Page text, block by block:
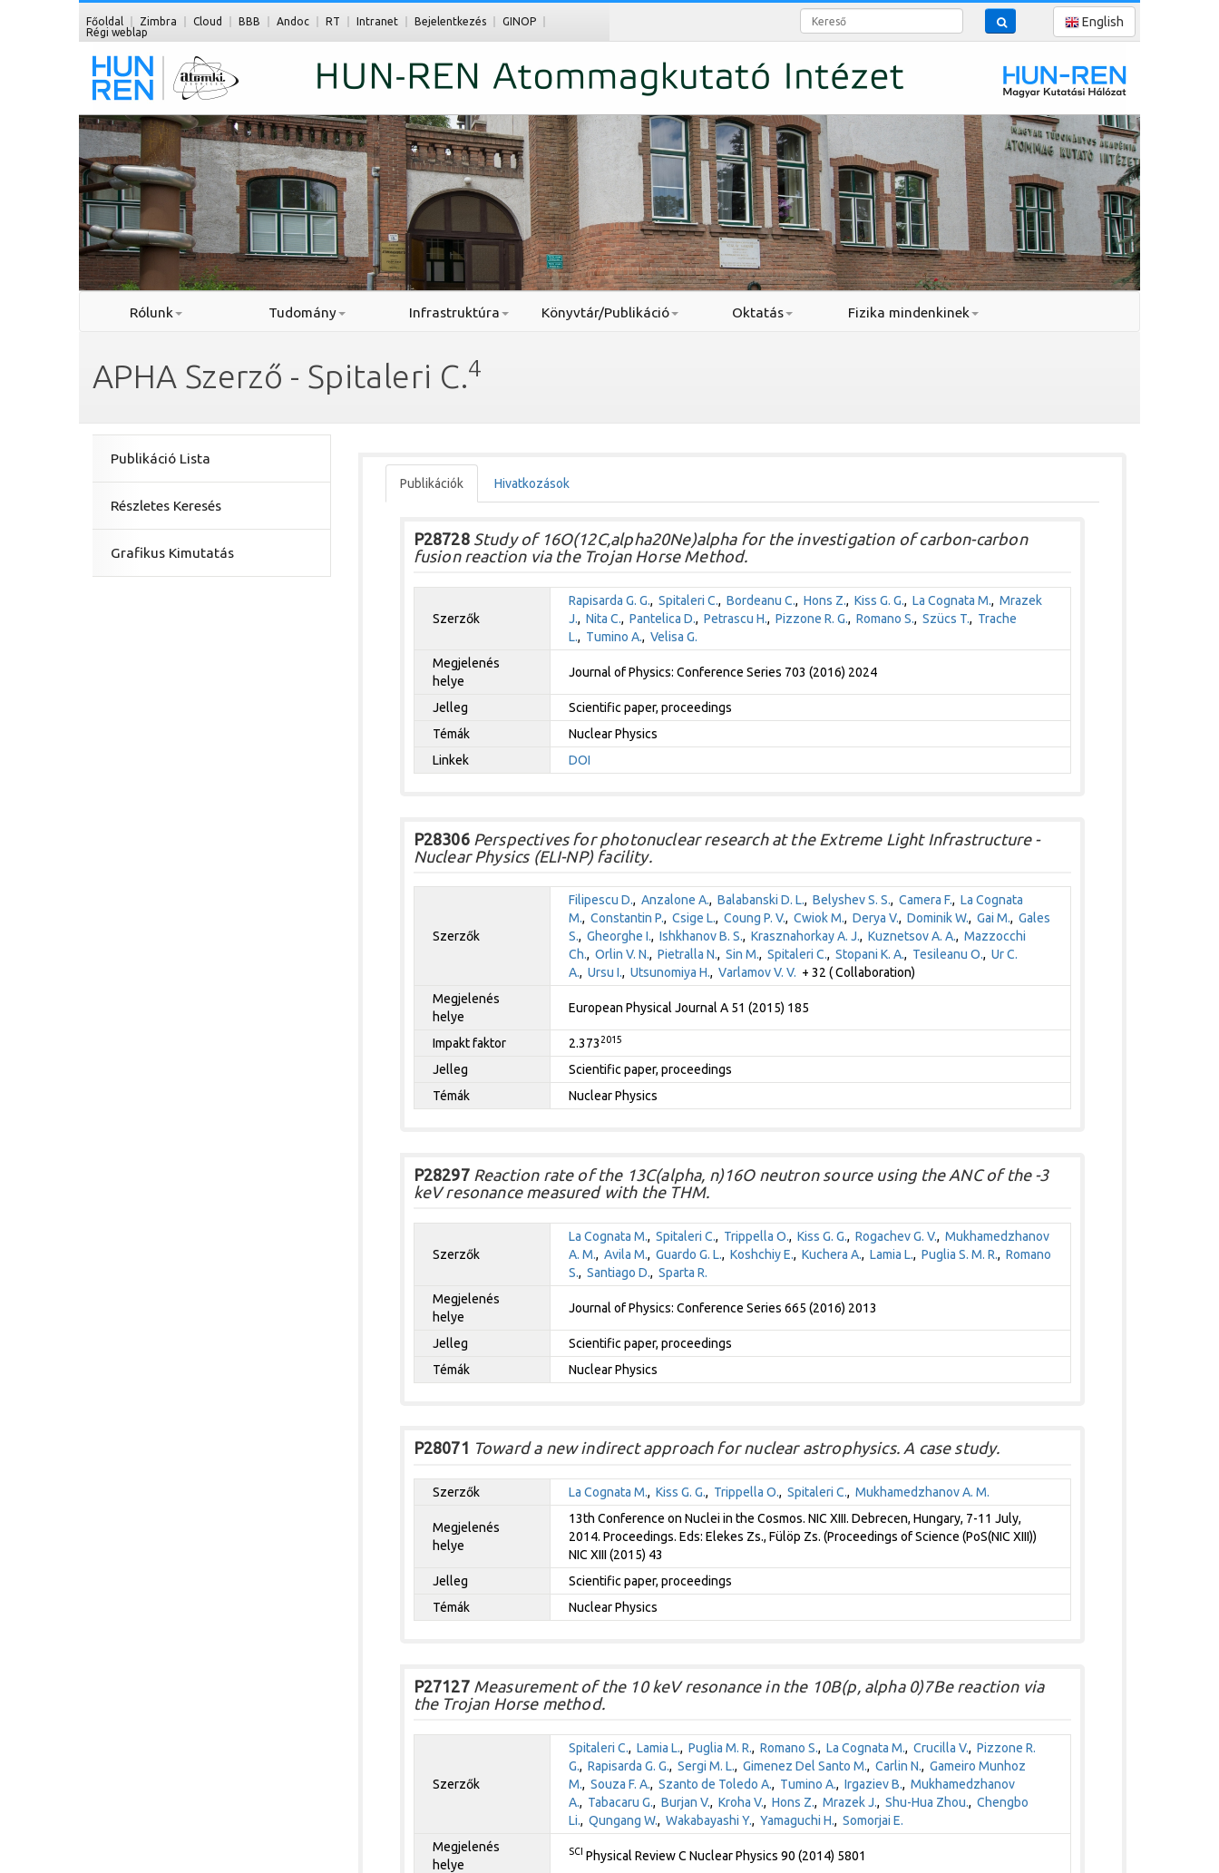
Főoldal Zimbra Cloud BBB Andoc RT Intranet Bejelentkezés
GINOP
Régi weblap
Kereső English
Rólunk Tudomány Infrastruktúra Könyvtár/Publikáció Oktatás Fizika mindenkinek
APHA Szerző - Spitaleri C.4
Publikáció Lista
Részletes Keresés
Grafikus Kimutatás
Publikációk Hivatkozások
P28728Study of 16O(12C,alpha20Ne)alpha for the investigation of carbon-carbon
fusion reaction via the Trojan Horse Method.
Szerzők
Rapisarda G. G., Spitaleri C., Bordeanu C., Hons Z., Kiss G. G., La Cognata M., Mrazek
J., Nita C., Pantelica D., Petrascu H., Pizzone R. G., Romano S., Szücs T., Trache
L., Tumino A., Velisa G.
Megjelenés
helye
Journal of Physics: Conference Series 703 (2016) 2024
Jelleg
Scientific paper, proceedings
Témák
Nuclear Physics
Linkek
DOI
P28306Perspectives for photonuclear research at the Extreme Light Infrastructure -
Nuclear Physics (ELI-NP) facility.
Szerzők
Filipescu D., Anzalone A., Balabanski D. L., Belyshev S. S., Camera F., La Cognata
M., Constantin P., Csige L., Coung P. V., Cwiok M., Derya V., Dominik W., Gai M., Gales
S., Gheorghe I., Ishkhanov B. S., Krasznahorkay A. J., Kuznetsov A. A., Mazzocchi
Ch., Orlin V. N., Pietralla N., Sin M., Spitaleri C., Stopani K. A., Tesileanu O., Ur C.
A., Ursu I., Utsunomiya H., Varlamov V. V. + 32 ( Collaboration)
Megjelenés
helye
European Physical Journal A 51 (2015) 185
Impakt faktor 2.373 2015
Jelleg
Scientific paper, proceedings
Témák
Nuclear Physics
P28297Reaction rate of the 13C(alpha, n)16O neutron source using the ANC of the -3
keV resonance measured with the THM.
Szerzők
La Cognata M., Spitaleri C., Trippella O., Kiss G. G., Rogachev G. V., Mukhamedzhanov
A. M., Avila M., Guardo G. L., Koshchiy E., Kuchera A., Lamia L., Puglia S. M. R., Romano
S., Santiago D., Sparta R.
Megjelenés
helye
Journal of Physics: Conference Series 665 (2016) 2013
Jelleg
Scientific paper, proceedings
Témák
Nuclear Physics
P28071 Toward a new indirect approach for nuclear astrophysics. A case study.
Szerzők La Cognata M., Kiss G. G., Trippella O., Spitaleri C., Mukhamedzhanov A. M.
Megjelenés
helye
13th Conference on Nuclei in the Cosmos. NIC XIII. Debrecen, Hungary, 7-11 July,
2014. Proceedings. Eds: Elekes Zs., Fülöp Zs. (Proceedings of Science (PoS(NIC XIII))
NIC XIII (2015) 43
Jelleg
Scientific paper, proceedings
Témák
Nuclear Physics
P27127Measurement of the 10 keV resonance in the 10B(p, alpha 0)7Be reaction via
the Trojan Horse method.
Szerzők
Spitaleri C., Lamia L., Puglia M. R., Romano S., La Cognata M., Crucilla V., Pizzone R.
G., Rapisarda G. G., Sergi M. L., Gimenez Del Santo M., Carlin N., Gameiro Munhoz
M., Souza F. A., Szanto de Toledo A., Tumino A., Irgaziev B., Mukhamedzhanov
A., Tabacaru G., Burjan V., Kroha V., Hons Z., Mrazek J., Shu-Hua Zhou., Chengbo
Li., Qungang W., Wakabayashi Y., Yamaguchi H., Somorjai E.
Megjelenés
helye
SCI Physical Review C Nuclear Physics 90 (2014) 5801